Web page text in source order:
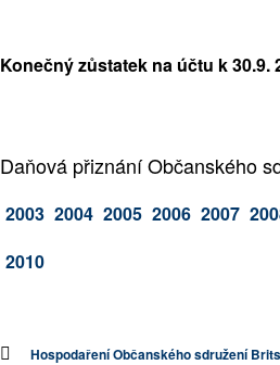
Konečný zůstatek na účtu k 30.9.
Daňová přiznání Občanského
2003 2004 2005 2006 2007
2010
Hospodaření Občanského sdružení